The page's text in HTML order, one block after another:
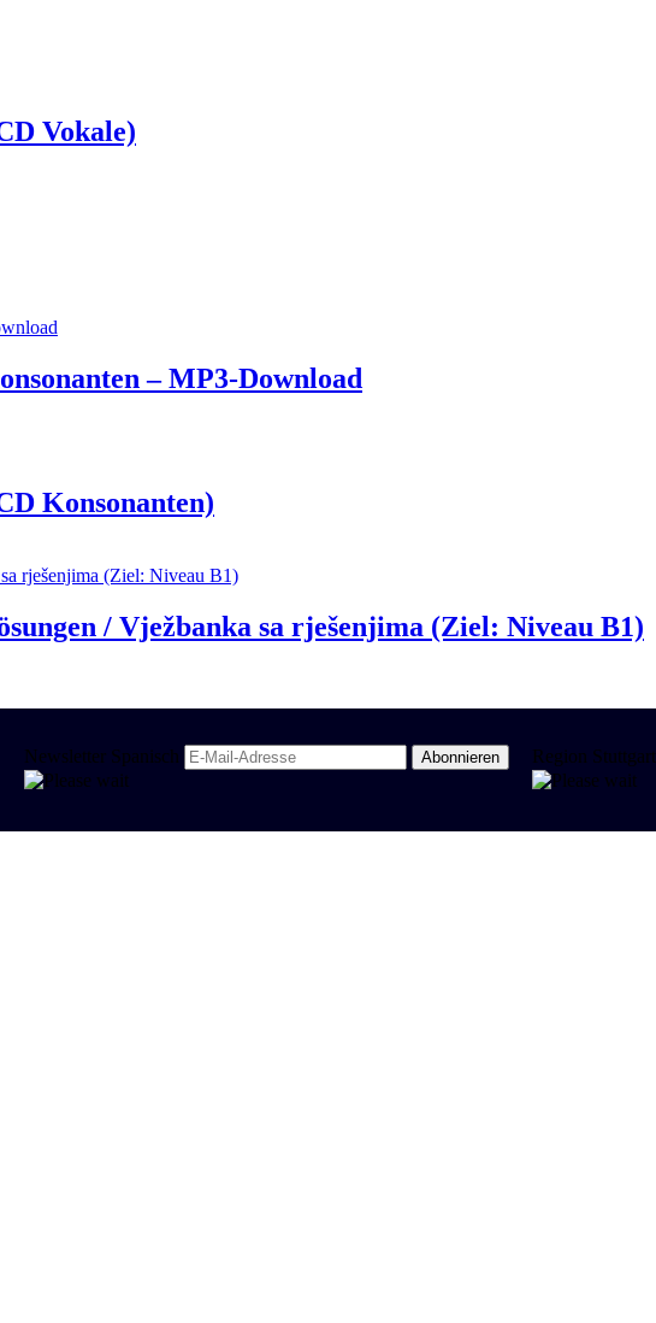
Vokale)
– MP3-Download
Konsonanten)
/ Vježbanka sa rješenjima (Ziel: Niveau B1)
Newsletter Spanisch Region Stuttgart